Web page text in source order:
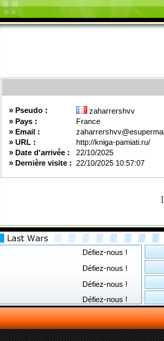
» Pseudo :
zaharrershvv
» Pays :
France
» Email :
» URL :
http://kniga-pamiati.ru/
» Date d'arrivée :
22/10/2025
» Dernière visite : 22/10/2025 10:57:07
Défiez-nous !
Défiez-nous !
Défiez-nous !
Défiez-nous !